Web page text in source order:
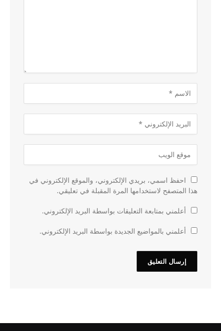
احفظ اسمي، بريدي الإلكتروني، والموقع الإلكتروني في
هذا المتصفح لاستخدامها المرة المقبلة في تعليقي.
أعلمني بمتابعة التعليقات بواسطة البريد الإلكتروني.
أعلمني بالمواضيع الجديدة بواسطة البريد الإلكتروني.